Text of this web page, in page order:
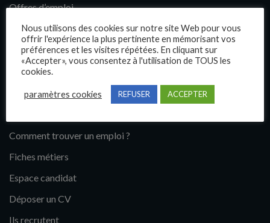
Offres d’emploi
Questions fréquentes
Blog
Contact
Comment trouver un emploi ?
Fiches métiers
Espace candidat
Déposer un CV
Ils recrutent
Nous utilisons des cookies sur notre site Web pour vous
offrir l'expérience la plus pertinente en mémorisant vos
préférences et les visites répétées. En cliquant sur
«Accepter», vous consentez à l'utilisation de TOUS les
cookies.
paramètres cookies REFUSER ACCEPTER